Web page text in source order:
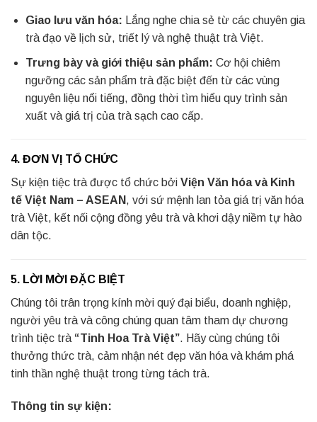
Giao lưu văn hóa: Lắng nghe chia sẻ từ các chuyên gia
trà đạo về lịch sử, triết lý và nghệ thuật trà Việt.
Trưng bày và giới thiệu sản phẩm: Cơ hội chiêm
ngưỡng các sản phẩm trà đặc biệt đến từ các vùng
nguyên liệu nổi tiếng, đồng thời tìm hiểu quy trình sản
xuất và giá trị của trà sạch cao cấp.
4. ĐƠN VỊ TỔ CHỨC
Sự kiện tiệc trà được tổ chức bởi Viện Văn hóa và Kinh
tế Việt Nam – ASEAN , với sứ mệnh lan tỏa giá trị văn hóa
trà Việt, kết nối cộng đồng yêu trà và khơi dậy niềm tự hào
dân tộc.
5. LỜI MỜI ĐẶC BIỆT
Chúng tôi trân trọng kính mời quý đại biểu, doanh nghiệp,
người yêu trà và công chúng quan tâm tham dự chương
trình tiệc trà “Tinh Hoa Trà Việt”. Hãy cùng chúng tôi
thưởng thức trà, cảm nhận nét đẹp văn hóa và khám phá
tinh thần nghệ thuật trong từng tách trà.
Thông tin sự kiện: